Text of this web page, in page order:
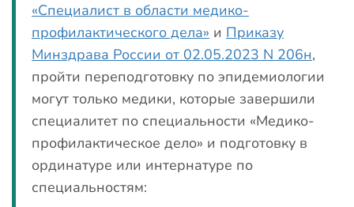
«Специалист в области медико-
профилактического дела» и Приказу
Минздрава России от 02.05.2023 N 206н,
пройти переподготовку по эпидемиологии
могут только медики, которые завершили
специалитет по специальности «Медико-
профилактическое дело» и подготовку в
ординатуре или интернатуре по
специальностям: